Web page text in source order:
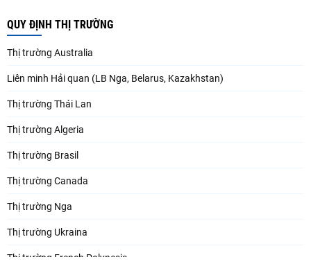
QUY ĐỊNH THỊ TRƯỜNG
Thị trường Australia
Liên minh Hải quan (LB Nga, Belarus, Kazakhstan)
Thị trường Thái Lan
Thị trường Algeria
Thị trường Brasil
Thị trường Canada
Thị trường Nga
Thị trường Ukraina
Thị trường French Polynesia